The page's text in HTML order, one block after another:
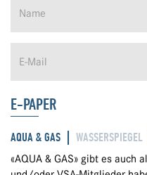
E-PAPER
AQUA & GAS WASSERSPIEGEL
«AQUA & GAS» gibt es auch